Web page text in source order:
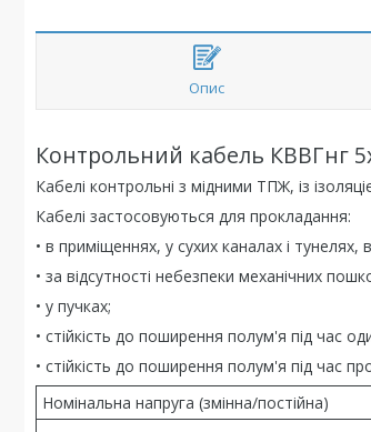
Опис
Контрольний кабель КВВГнг
Кабелі контрольні з мідними ТПЖ, із
Кабелі застосовуються для прокладання:
• в приміщеннях, у сухих каналах і
• за відсутності небезпеки механічних
• у пучках;
• стійкість до поширення полум'я під час
• стійкість до поширення полум'я під час
Номінальна напруга (змінна/постійна)